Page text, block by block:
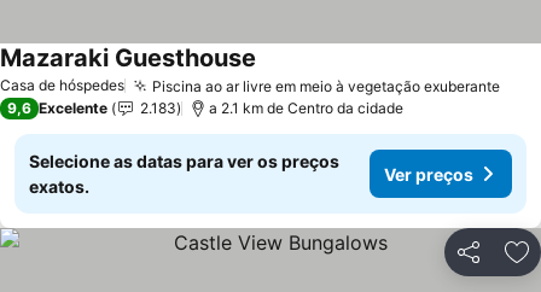
Casa de hóspedes Piscina ao ar livre em meio à vegetação exuberanteVer
Mazaraki Guesthouse
9,6 Excelente 2.183 a 2.1 km de Centro da cidade
Selecione as datas para ver os preços
exatos.
Ver preços
Partilhar